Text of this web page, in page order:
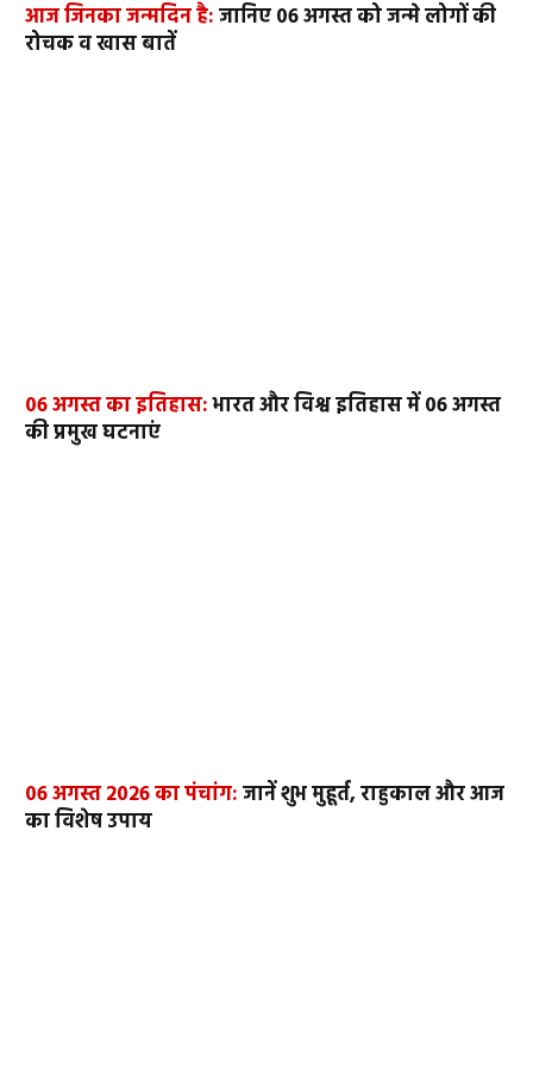
आज जिनका जन्मदिन है:जानिए 06 अगस्त को जन्मे लोगों की
रोचक व खास बातें
06 अगस्त का इतिहास:भारत और विश्व इतिहास में 06 अगस्त
की प्रमुख घटनाएं
06 अगस्त 2026 का पंचांग:जानें शुभ मुहूर्त, राहुकाल और आज
का विशेष उपाय